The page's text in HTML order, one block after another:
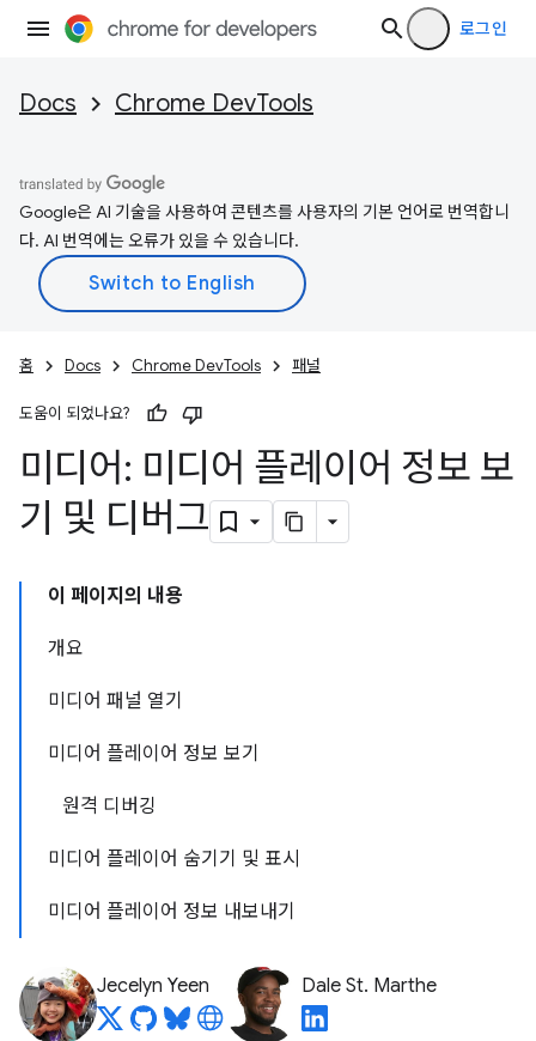
로그인
Docs Chrome DevTools
Google은 AI 기술을 사용하여 콘텐츠를 사용자의 기본 언어로 번역합니
다. AI 번역에는 오류가 있을 수 있습니다.
홈 Docs Chrome DevTools 패널
도움이 되었나요?
미디어: 미디어 플레이어 정보 보
기 및 디버그
이 페이지의 내용
개요
미디어 패널 열기
미디어 플레이어 정보 보기
원격 디버깅
미디어 플레이어 숨기기 및 표시
미디어 플레이어 정보 내보내기
Jecelyn Yeen Dale St. Marthe